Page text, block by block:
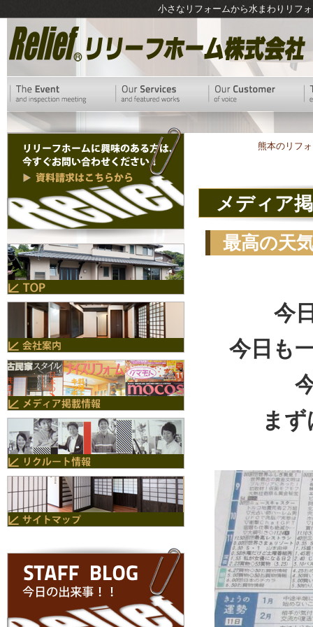
小さなリフォームから水まわりリフ
熊本のリフ
メディア
最高の天
今
今日も
ま